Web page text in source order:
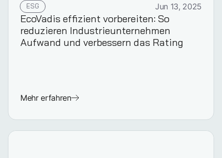
ESG Jun 13, 2025
EcoVadis effizient vorbereiten: So
reduzieren Industrieunternehmen
Aufwand und verbessern das Rating
Mehr erfahren